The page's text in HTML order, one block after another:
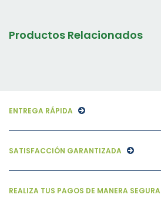
Productos Relacionados
ENTREGA RÁPIDA
SATISFACCIÓN GARANTIZADA
REALIZA TUS PAGOS DE MANERA SEGURA